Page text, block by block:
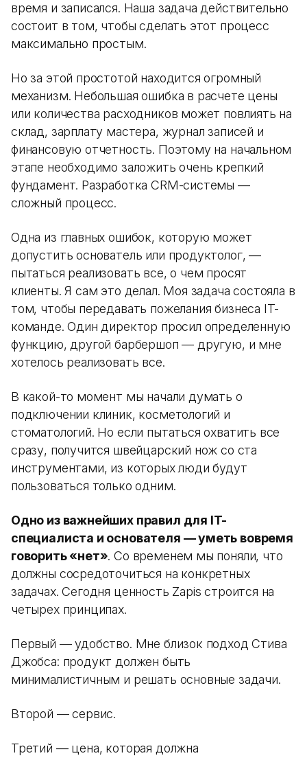
время и записался. Наша задача действительно
состоит в том, чтобы сделать этот процесс
максимально простым.
Но за этой простотой находится огромный
механизм. Небольшая ошибка в расчете цены
или количества расходников может повлиять на
склад, зарплату мастера, журнал записей и
финансовую отчетность. Поэтому на начальном
этапе необходимо заложить очень крепкий
фундамент. Разработка CRM-системы —
сложный процесс.
Одна из главных ошибок, которую может
допустить основатель или продуктолог, —
пытаться реализовать все, о чем просят
клиенты. Я сам это делал. Моя задача состояла в
том, чтобы передавать пожелания бизнеса IT-
команде. Один директор просил определенную
функцию, другой барбершоп — другую, и мне
хотелось реализовать все.
В какой-то момент мы начали думать о
подключении клиник, косметологий и
стоматологий. Но если пытаться охватить все
сразу, получится швейцарский нож со ста
инструментами, из которых люди будут
пользоваться только одним.
Одно из важнейших правил для IT-
специалиста и основателя — уметь вовремя
говорить «нет». Со временем мы поняли, что
должны сосредоточиться на конкретных
задачах. Сегодня ценность Zapis строится на
четырех принципах.
Первый — удобство. Мне близок подход Стива
Джобса: продукт должен быть
минималистичным и решать основные задачи.
Второй — сервис.
Третий — цена, которая должна